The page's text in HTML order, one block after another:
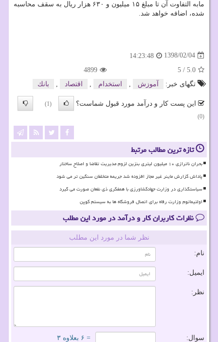
مابه التفاوت آن تا مبلغ ۱۵ میلیون و ۶۳۰ هزار ریال به سقف محاسبه
شده، اضافه خواهد شد.
1398/02/04
14:23:48
5.0
/
5
4899
تگهای خبر:
آموزش , استخدام , اقتصاد , بانك
این پست کار و درآمد مورد قبول شماست؟
(1)
(0)
تازه ترین مطالب مرتبط
بحران ناترازی ۱۰ میلیون لیتری بنزین لزوم مدیریت تقاضا و اصلاح ساختار
پاداش گزارش ماینر غیر مجاز افزوده شد جریمه متخلفان سنگین تر می شود
سیاستگذاری در وزارت جهادکشاورزی با همفکری ذی نفعان صورت می گیرد
اولتیماتوم وزارت رفاه برای اتصال فروشگاه ها به سیستم کوپن
نظرات کاربران کار و درآمد در مورد این مطلب
نظر شما در مورد این مطلب
نام:
ایمیل:
نظر:
سوال: = ۶ بعلاوه ۳